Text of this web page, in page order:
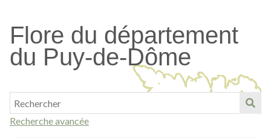
contenu
principal
Flore du département
du Puy-de-Dôme
Recherche avancée